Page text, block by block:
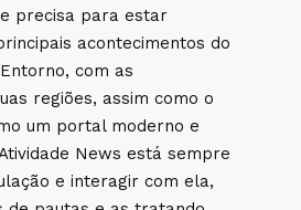
precisa para estar
acontecimentos do
com as
regiões, assim como o
um portal moderno e
News está sempre
e interagir com ela,